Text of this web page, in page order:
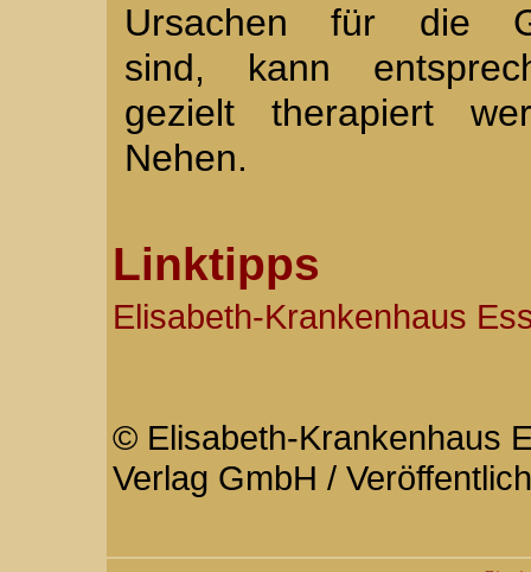
Ursachen für die
sind, kann
gezielt therapiert
Nehen.
Linktipps
Elisabeth-Krankenhaus
© Elisabeth-Krankenhaus
Verlag GmbH /